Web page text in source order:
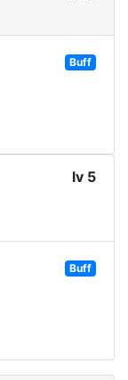
Buff
lv 5
Buff